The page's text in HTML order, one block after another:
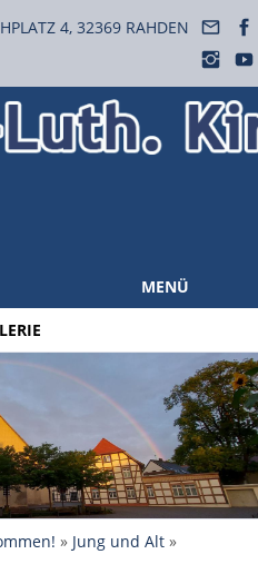
4, 32369 RAHDEN
MENÜ
» Jung und Alt »